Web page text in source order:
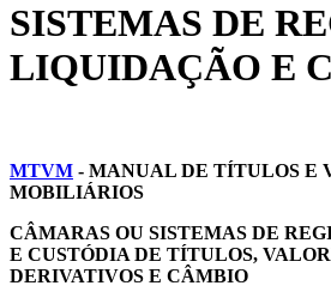
SISTEMAS DE
LIQUIDAÇÃO E
MTVM - MANUAL DE TÍTULOS E
MOBILIÁRIOS
CÂMARAS OU SISTEMAS DE
E CUSTÓDIA DE TÍTULOS,
DERIVATIVOS E CÂMBIO